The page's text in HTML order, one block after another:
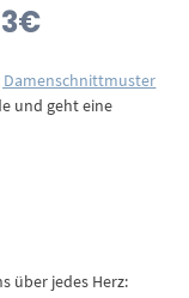
und geht eine
über jedes Herz: